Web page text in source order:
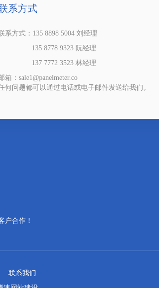
系方式
系方式：135 8898 5004 刘经理
135 8778 9323 阮经理
137 7772 3523 林经理
箱：sale1@panelmeter.co
何问题都可以通过电话或电子邮件发送给我们。
户合作！
联系我们